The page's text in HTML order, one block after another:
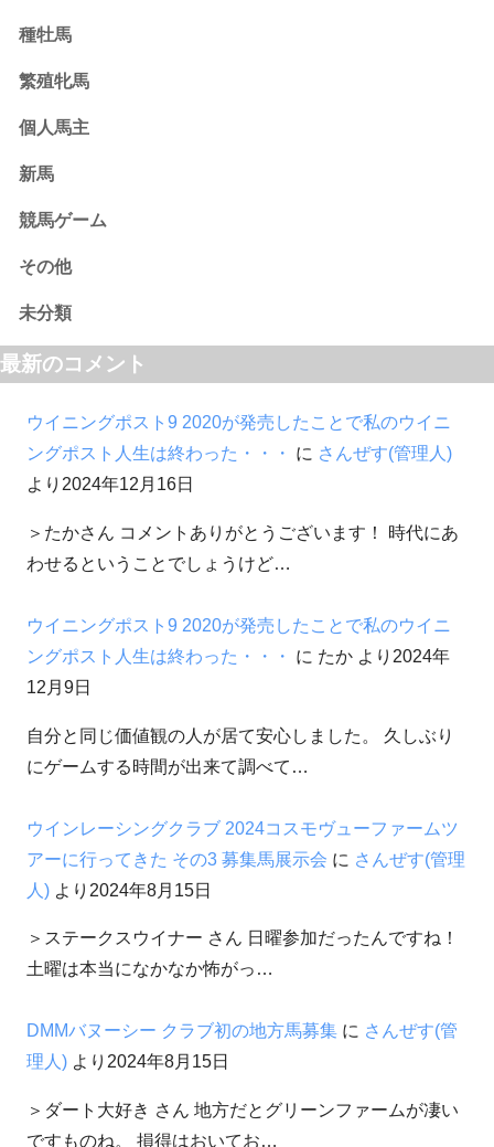
種牡馬
繁殖牝馬
個人馬主
新馬
競馬ゲーム
その他
未分類
最新のコメント
ウイニングポスト9 2020が発売したことで私のウイニ
ングポスト人生は終わった・・・
に さんぜす(管理人)
より 2024年12月16日
＞たかさん コメントありがとうございます！ 時代にあ
わせるということでしょうけど…
ウイニングポスト9 2020が発売したことで私のウイニ
ングポスト人生は終わった・・・
に たか より 2024年
12月9日
自分と同じ価値観の人が居て安心しました。 久しぶり
にゲームする時間が出来て調べて…
ウインレーシングクラブ 2024コスモヴューファームツ
アーに行ってきた その3 募集馬展示会 に さんぜす(管理
人) より 2024年8月15日
＞ステークスウイナー さん 日曜参加だったんですね！
土曜は本当になかなか怖がっ…
DMMバヌーシー クラブ初の地方馬募集 に さんぜす(管
理人) より 2024年8月15日
＞ダート大好き さん 地方だとグリーンファームが凄い
ですものね。 損得はおいてお…